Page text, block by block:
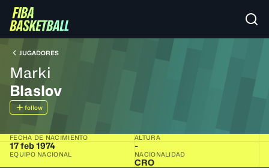
JUGADORES
Marki
Blaslov
follow
FECHA DE NACIMIENTO
17 feb 1974
ALTURA
-
EQUIPO NACIONAL NACIONALIDAD
CRO